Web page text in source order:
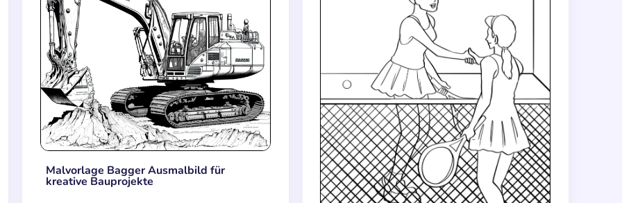
Malvorlage Bagger Ausmalbild für
kreative Bauprojekte